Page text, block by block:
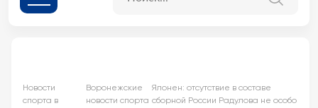
Новости
спорта в
Воронежские
новости спорта
Ялонен: отсутствие в составе
сборной России Радулова не особо